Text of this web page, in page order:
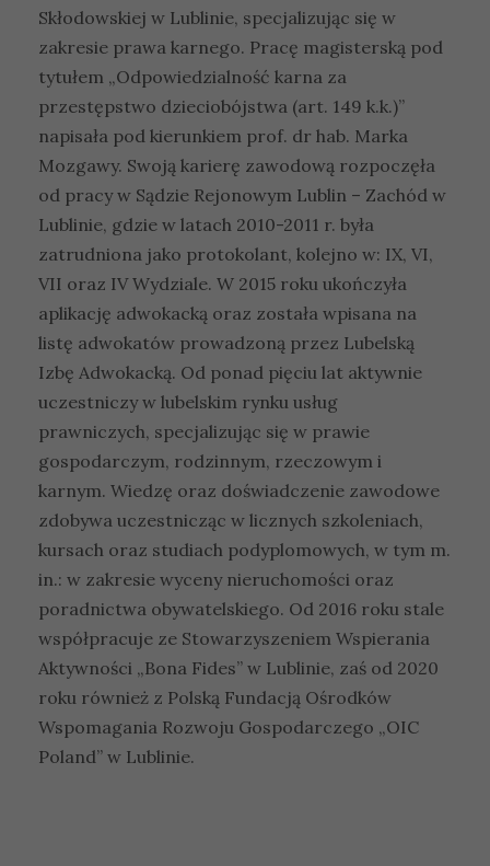
Skłodowskiej w Lublinie, specjalizując się w
zakresie prawa karnego. Pracę magisterską pod
tytułem „Odpowiedzialność karna za
przestępstwo dzieciobójstwa (art. 149 k.k.)”
napisała pod kierunkiem prof. dr hab. Marka
Mozgawy. Swoją karierę zawodową rozpoczęła
od pracy w Sądzie Rejonowym Lublin – Zachód w
Lublinie, gdzie w latach 2010-2011 r. była
zatrudniona jako protokolant, kolejno w: IX, VI,
VII oraz IV Wydziale. W 2015 roku ukończyła
aplikację adwokacką oraz została wpisana na
listę adwokatów prowadzoną przez Lubelską
Izbę Adwokacką. Od ponad pięciu lat aktywnie
uczestniczy w lubelskim rynku usług
prawniczych, specjalizując się w prawie
gospodarczym, rodzinnym, rzeczowym i
karnym. Wiedzę oraz doświadczenie zawodowe
zdobywa uczestnicząc w licznych szkoleniach,
kursach oraz studiach podyplomowych, w tym m.
in.: w zakresie wyceny nieruchomości oraz
poradnictwa obywatelskiego. Od 2016 roku stale
współpracuje ze Stowarzyszeniem Wspierania
Aktywności „Bona Fides” w Lublinie, zaś od 2020
roku również z Polską Fundacją Ośrodków
Wspomagania Rozwoju Gospodarczego „OIC
Poland” w Lublinie.